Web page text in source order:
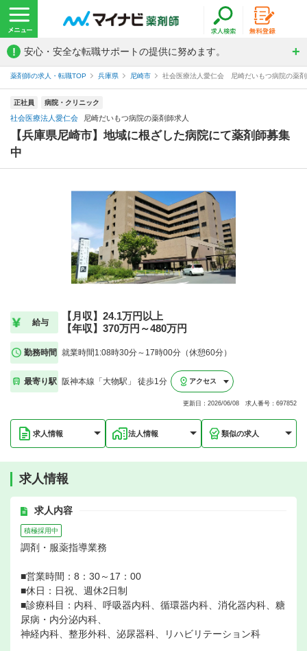
! 安心・安全な転職サポートの提供に努めます。
薬剤師の求人・転職TOP 兵庫県 尼崎市 社会医療法人愛仁会 尼崎だいもつ病院の薬
正社員 病院・クリニック
社会医療法人愛仁会 尼崎だいもつ病院の薬剤師求人
【兵庫県尼崎市】地域に根ざした病院にて薬剤師募集
中
給与
【月収】24.1万円以上
【年収】370万円～480万円
勤務時間 就業時間1:08時30分～17時00分（休憩60分）
最寄り駅 阪神本線「大物駅」 徒歩1分 アクセス
更新日：2026/06/08 求人番号：697852
求人情報 法人情報 類似の求人
求人情報
求人内容
積極採用中
調剤・服薬指導業務
■営業時間：8：30～17：00
■休日：日祝、週休2日制
■診療科目：内科、呼吸器内科、循環器内科、消化器内科、糖
尿病・内分泌内科、
神経内科、整形外科、泌尿器科、リハビリテーション科